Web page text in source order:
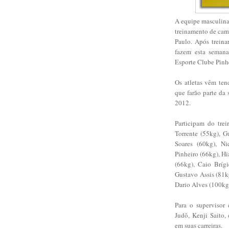
A equipe
treinamento de
Paulo. Após
fazem esta
Esporte Clube
Os atletas vêm
que farão parte da
2012.
Participam do
Torrente (55kg),
Soares (60kg),
Pinheiro (66kg),
(66kg), Caio
Gustavo Assis
Dario Alves
Para o supervisor
Judô, Kenji Saito,
em suas carreiras.